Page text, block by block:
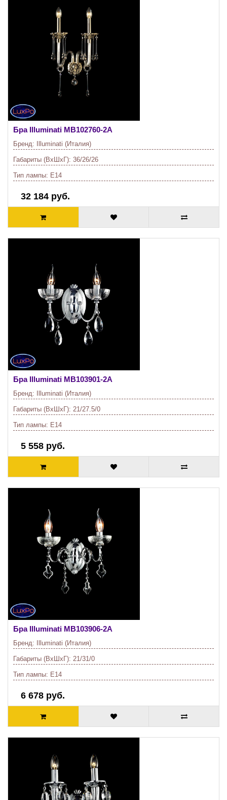
Бра Illuminati MB102760-2A
Бренд: Illuminati (Италия)
Габариты (ВхШхГ): 36/26/26
Тип лампы: E14
32 184 руб.
Бра Illuminati MB103901-2A
Бренд: Illuminati (Италия)
Габариты (ВхШхГ): 21/27.5/0
Тип лампы: E14
5 558 руб.
Бра Illuminati MB103906-2A
Бренд: Illuminati (Италия)
Габариты (ВхШхГ): 21/31/0
Тип лампы: E14
6 678 руб.